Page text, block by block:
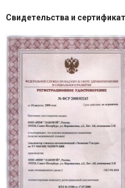
Свидетельства и